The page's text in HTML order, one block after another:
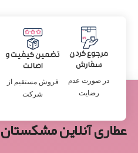
مرجوع کردن
سفارش
در صورت عدم
رضایت
تضمین کیفیت و
اصالت
فروش مستقیم از
شرکت
عطاری آنلاین مشکستان